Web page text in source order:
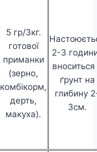
5 гр/3кг.
готової
приманки
(зерно,
комбікорм,
дерть,
макуха).
2-3
вноситься
ґрунт на
глибину
3см.